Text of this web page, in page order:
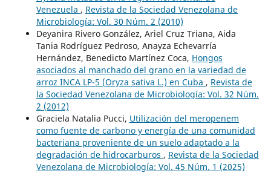
Venezuela , Revista de la Sociedad Venezolana de
Microbiología: Vol. 30 Núm. 2 (2010)
Deyanira Rivero González, Ariel Cruz Triana, Aida
Tania Rodríguez Pedroso, Anayza Echevarría
Hernández, Benedicto Martínez Coca, Hongos
asociados al manchado del grano en la variedad de
arroz INCA LP-5 (Oryza sativa L.) en Cuba , Revista de
la Sociedad Venezolana de Microbiología: Vol. 32 Núm.
2 (2012)
Graciela Natalia Pucci, Utilización del meropenem
como fuente de carbono y energía de una comunidad
bacteriana proveniente de un suelo adaptado a la
degradación de hidrocarburos , Revista de la Sociedad
Venezolana de Microbiología: Vol. 45 Núm. 1 (2025)